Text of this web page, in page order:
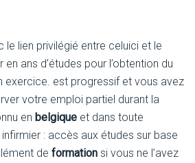
le lien privilégié entre celuici et le
ans d’études pour l’obtention du
exercice. est progressif et vous avez
votre emploi partiel durant la
en belgiqueet dans toute
infirmier : accès aux études sur base
de formationsi vous ne l’avez